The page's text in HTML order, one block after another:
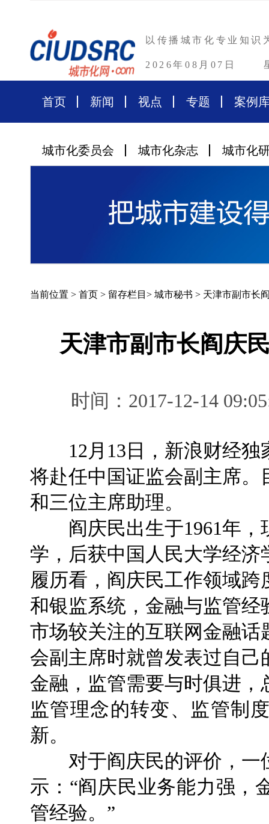
以传播城市化专业知识
2026年08月07日
首页 新闻 视点 专题 案例
城市化委员会 城市化杂志 城市化
当前位置 > 首页 > 留存栏目 > 城市秘书 > 天津市副市长
天津市副市长阎庆
时间：2017-12-14
12月13日，新浪财经独
将赴任中国证监会副主席
和三位主席助理。
阎庆民出生于1961年，
学，后获中国人民大学经济
履历看，阎庆民工作领域
和银监系统，金融与监管
市场较关注的互联网金融话
会副主席时就曾发表过自
金融，监管需要与时俱进
监管理念的转变、监管制
新。
对于阎庆民的评价，一
示：“阎庆民业务能力强，
管经验。”